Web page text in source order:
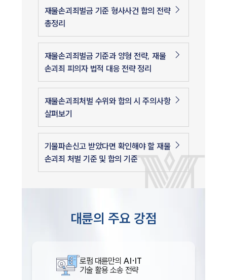
재물손괴죄벌금 기준 형사사건 합의 전략
총정리
재물손괴죄벌금 기준과 양형 전략, 재물
손괴죄 피의자 법적 대응 전략 정리
재물손괴죄처벌 수위와 합의 시 주의사항
살펴보기
기물파손신고 받았다면 확인해야 할 재물
손괴죄 처벌 기준 및 합의 기준
대륜의 주요 강점
로펌 대륜만의 AI·IT
기술 활용 소송 전략